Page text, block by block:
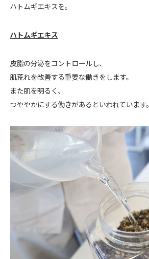
ハトムギエキスを。
ハトムギエキス
皮脂の分泌をコントロールし、
肌荒れを改善する重要な働きをします。
また肌を明るく、
つややかにする働きがあるといわれています。